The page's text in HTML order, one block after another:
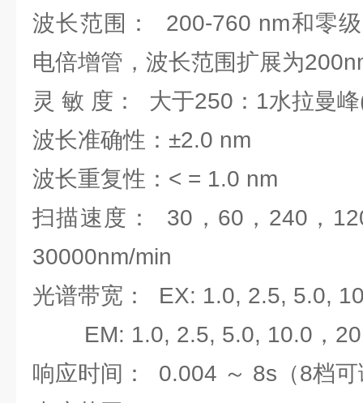
波长范围： 200-760 nm和零
电倍增管，波长范围扩展为
灵 敏 度： 大于250：1水拉曼
波长准确性：±2.0 nm
波长重复性：< = 1.0 nm
扫描速度： 30，60，240，
30000nm/min
光谱带宽： EX: 1.0, 2.5, 5.0,
EM: 1.0, 2.5, 5.0, 10.0，
响应时间： 0.004 ～ 8s（8档